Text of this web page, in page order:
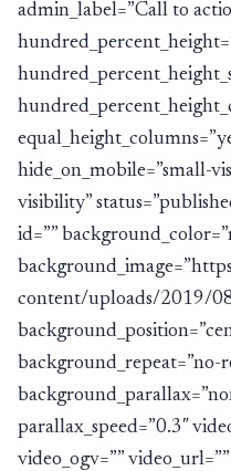
admin_label=”Call to
hide_on_mobile=”small-
visibility”
id=””
content/uploads/2019/
background_repeat=”no-
parallax_speed=”0.3″
video_ogv=””